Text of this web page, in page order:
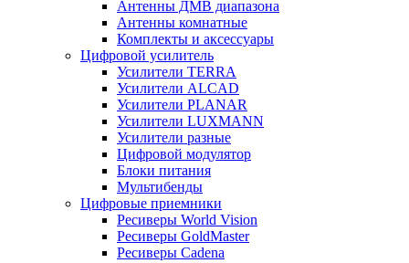
Антенны ДМВ диапазона
Антенны комнатные
Комплекты и аксессуары
Цифровой усилитель
Усилители TERRA
Усилители ALCAD
Усилители PLANAR
Усилители LUXMANN
Усилители разные
Цифровой модулятор
Блоки питания
Мультибенды
Цифровые приемники
Ресиверы World Vision
Ресиверы GoldMaster
Ресиверы Cadena